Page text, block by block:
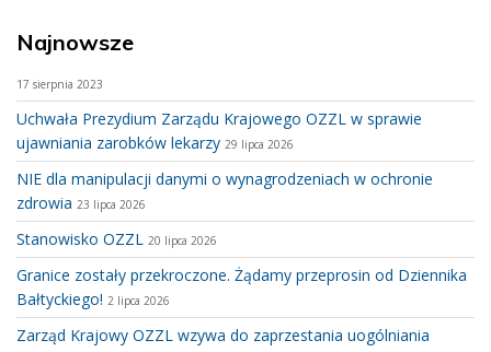
Najnowsze
17 sierpnia 2023
Uchwała Prezydium Zarządu Krajowego OZZL w sprawie
ujawniania zarobków lekarzy 29 lipca 2026
NIE dla manipulacji danymi o wynagrodzeniach w ochronie
zdrowia 23 lipca 2026
Stanowisko OZZL 20 lipca 2026
Granice zostały przekroczone. Żądamy przeprosin od Dziennika
Bałtyckiego! 2 lipca 2026
Zarząd Krajowy OZZL wzywa do zaprzestania uogólniania